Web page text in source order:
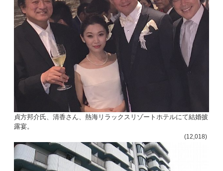
貞方邦介氏、清香さん、熱海リラックスリゾートホテルにて結婚披
露宴。
(12,018)